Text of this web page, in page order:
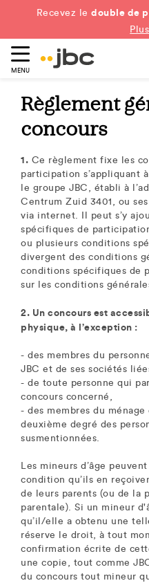
Recevez ledouble de
MENU
Règlement
concours
1. Ce règlement fixe les
participation s’appliquant
le groupe JBC, établi à
Centrum Zuid 3401, ou
via internet. Il peut s’y
spécifiques de
ou plusieurs conditions
divergent des conditions
conditions spécifiques de
sur les conditions
2. Un concours est
physique, à l’exception :
- des membres du
JBC et de ses sociétés
- de toute personne qui
concours concerné,
- des membres du
deuxième degré des
susmentionnées.
Les mineurs d’âge
condition qu’ils en
de leurs parents (ou de la
parentale). Si un mineur
qu’il/elle a obtenu une
réserve le droit, à tout
confirmation écrite de
une copie, tout comme
du concours tout mineur